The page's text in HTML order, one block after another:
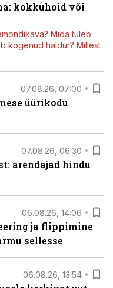
kokkuhoid või
Mida tuleb
kogenud haldur? Millest
07.08.26, 07:00
üürikodu
07.08.26, 06:30
arendajad hindu
06.08.26, 14:06
ja flippimine
sellesse
06.08.26, 13:54